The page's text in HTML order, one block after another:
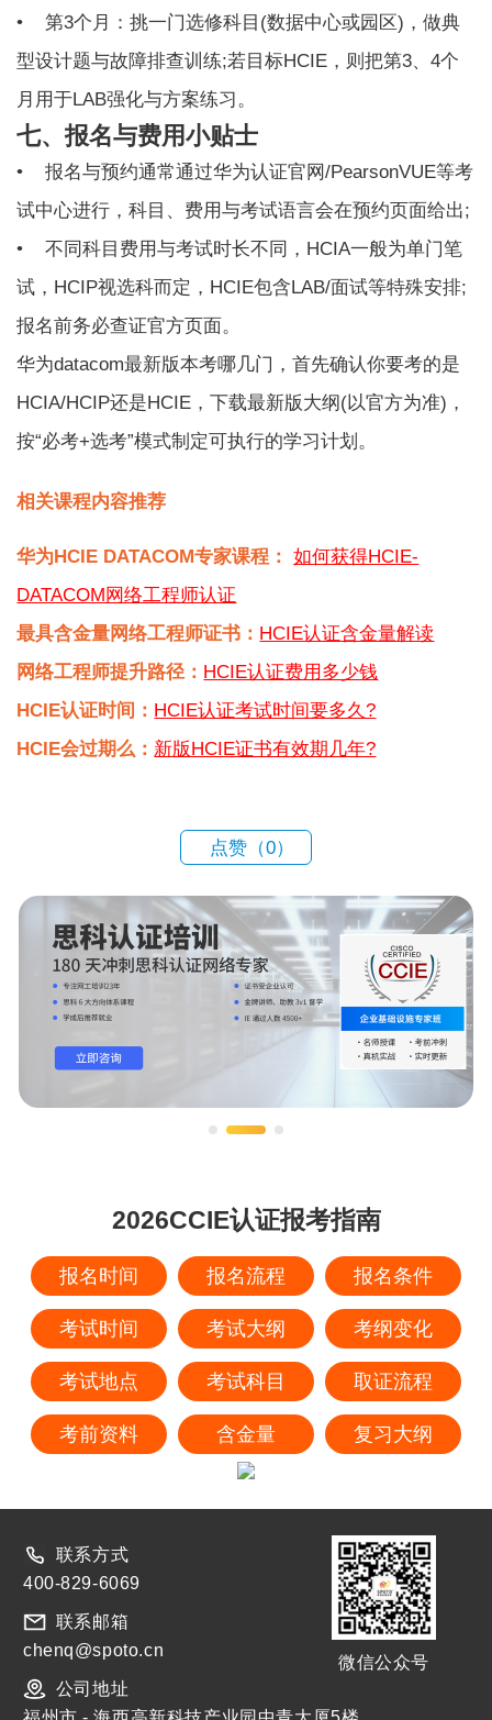
• 第3个月：挑一门选修科目(数据中心或园区)，做典
型设计题与故障排查训练;若目标HCIE，则把第3、4个
月用于LAB强化与方案练习。
七、报名与费用小贴士
• 报名与预约通常通过华为认证官网/PearsonVUE等考
试中心进行，科目、费用与考试语言会在预约页面给出;
• 不同科目费用与考试时长不同，HCIA一般为单门笔
试，HCIP视选科而定，HCIE包含LAB/面试等特殊安排;
报名前务必查证官方页面。
华为datacom最新版本考哪几门，首先确认你要考的是
HCIA/HCIP还是HCIE，下载最新版大纲(以官方为准)，
按“必考+选考”模式制定可执行的学习计划。
相关课程内容推荐
华为HCIE DATACOM专家课程：
如何获得HCIE-
DATACOM网络工程师认证
最具含金量网络工程师证书： HCIE认证含金量解读
网络工程师提升路径： HCIE认证费用多少钱
HCIE认证时间： HCIE认证考试时间要多久?
HCIE会过期么： 新版HCIE证书有效期几年?
点赞（0）
2026CCIE认证报考指南
报名时间 报名流程 报名条件
考试时间 考试大纲 考纲变化
考试地点 考试科目 取证流程
考前资料 含金量 复习大纲
联系方式
400-829-6069
联系邮箱
chenq@spoto.cn
公司地址
微信公众号